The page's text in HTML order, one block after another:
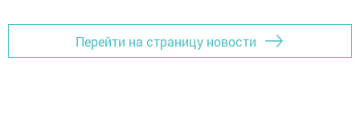
Перейти на страницу новости